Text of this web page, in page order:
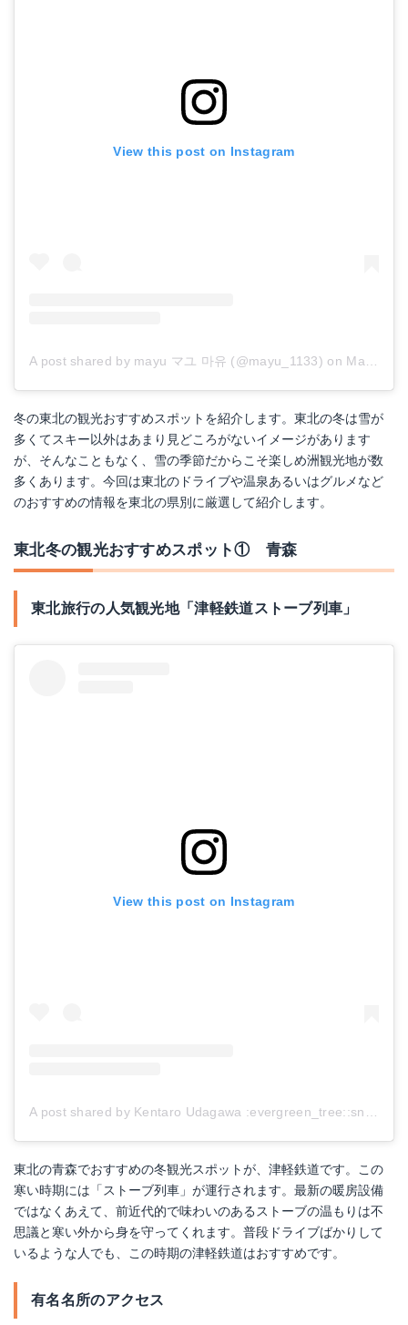
View this post on Instagram
A post shared by mayu マユ 마유 (@mayu_1133) on Mar 10, 2018 at 5:53am PST
冬の東北の観光おすすめスポットを紹介します。東北の冬は雪が
多くてスキー以外はあまり見どころがないイメージがあります
が、そんなこともなく、雪の季節だからこそ楽しめ洲観光地が数
多くあります。今回は東北のドライブや温泉あるいはグルメなど
のおすすめの情報を東北の県別に厳選して紹介します。
東北冬の観光おすすめスポット① 青森
東北旅行の人気観光地「津軽鉄道ストーブ列車」
View this post on Instagram
東北の青森でおすすめの冬観光スポットが、津軽鉄道です。この
寒い時期には「ストーブ列車」が運行されます。最新の暖房設備
ではなくあえて、前近代的で味わいのあるストーブの温もりは不
思議と寒い外から身を守ってくれます。普段ドライブばかりして
いるような人でも、この時期の津軽鉄道はおすすめです。
有名名所のアクセス